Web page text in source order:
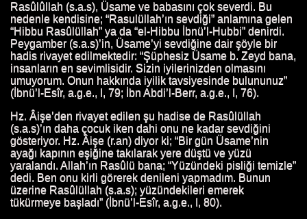
Rasûlûllah (s.a.s), Üsame ve babasını çok severdi. Bu
nedenle kendisine; “Rasulüllah’ın sevdiği” anlamına gelen
“Hibbu Rasûlüllah” ya da “el-Hibbu İbnü’l-Hubbi” denirdi.
Peygamber (s.a.s)’in, Üsame’yi sevdiğine dair şöyle bir
hadis rivayet edilmektedir: “Şüphesiz Üsame b. Zeyd bana,
insanların en sevimlisidir. Sizin iyilerinizden olmasını
umuyorum. Onun hakkında iyilik tavsiyesinde bulununuz”
(İbnü’l-Esîr, a.g.e., I, 79; İbn Abdi’l-Berr, a.g.e., I, 76).
Hz. Âişe’den rivayet edilen şu hadise de Rasûlüllah
(s.a.s)’ın daha çocuk iken dahi onu ne kadar sevdiğini
gösteriyor. Hz. Âişe (r.an) diyor ki; “Bir gün Üsame’nin
ayağı kapının eşiğine takılarak yere düştü ve yüzü
yaralandı. Allah’ın Rasûlü bana; “Yüzündeki pisliği temizle”
dedi. Ben onu kirli görerek denileni yapmadım. Bunun
üzerine Rasûlüllah (s.a.s); yüzündekileri emerek
tükürmeye başladı” (İbnü’l-Esîr, a.g.e., I, 80).